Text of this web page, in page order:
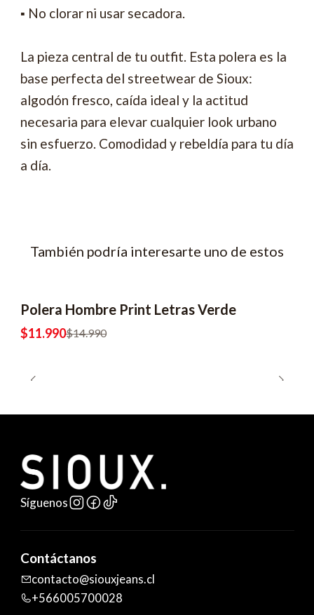
▪ No clorar ni usar secadora.
La pieza central de tu outfit. Esta polera es la
base perfecta del streetwear de Sioux:
algodón fresco, caída ideal y la actitud
necesaria para elevar cualquier look urbano
sin esfuerzo. Comodidad y rebeldía para tu día
a día.
También podría interesarte uno de estos
Polera Hombre Print Letras Verde
$11.990$14.990
Síguenos
Contáctanos
contacto@siouxjeans.cl
+566005700028